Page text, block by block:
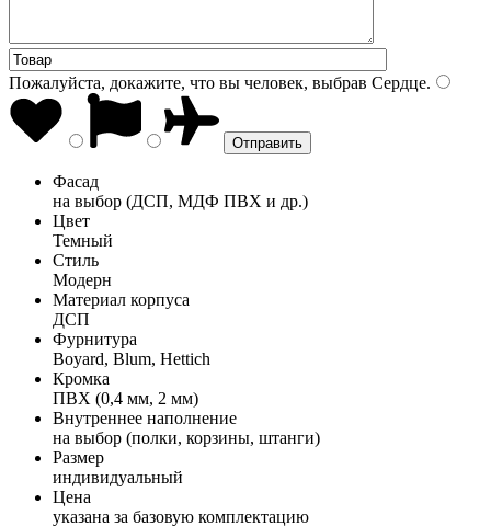
Пожалуйста, докажите, что вы человек, выбрав Сердце.
Фасад
на выбор (ДСП, МДФ ПВХ и др.)
Цвет
Темный
Стиль
Модерн
Материал корпуса
ДСП
Фурнитура
Boyard, Blum, Hettich
Кромка
ПВХ (0,4 мм, 2 мм)
Внутреннее наполнение
на выбор (полки, корзины, штанги)
Размер
индивидуальный
Цена
указана за базовую комплектацию